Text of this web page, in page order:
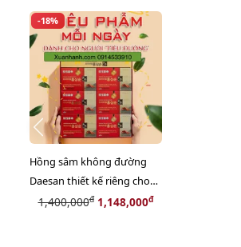
-18%
Hồng sâm không đường
Daesan thiết kế riêng cho
người tiểu đường.
1,400,000đ1,148,000đ